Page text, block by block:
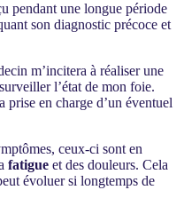
pendant une longue période
son diagnostic précoce et
m’incitera à réaliser une
l’état de mon foie.
prise en charge d’un éventuel
ceux-ci sont en
fatigue et des douleurs. Cela
évoluer si longtemps de